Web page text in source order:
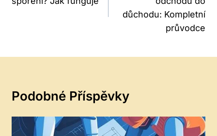
Příspěvek
důchodu: Kompletní
průvodce
Podobné Příspěvky